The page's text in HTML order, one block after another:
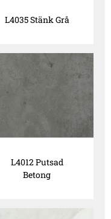
L4035 Stänk Grå
L4012 Putsad
Betong